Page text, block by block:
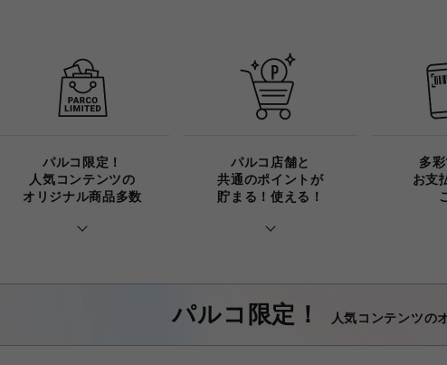
パルコ限定！
人気コンテンツの
オリジナル商品多数
パルコ店舗と
共通のポイントが
貯まる！使える！
多
お支
パルコ限定！ 人気コンテンツの